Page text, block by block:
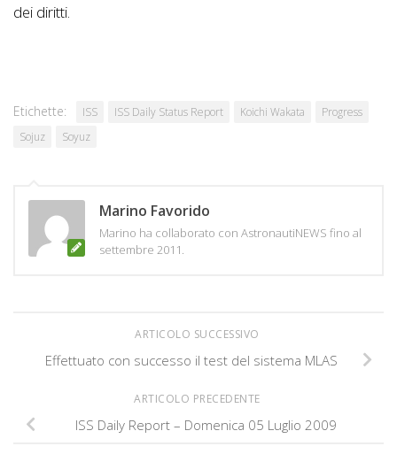
dei diritti.
Etichette: ISS ISS Daily Status Report Koichi Wakata
Progress
Sojuz
Soyuz
Marino Favorido
Marino ha collaborato con AstronautiNEWS fino al
settembre 2011.
ARTICOLO SUCCESSIVO
Effettuato con successo il test del sistema MLAS
ARTICOLO PRECEDENTE
ISS Daily Report – Domenica 05 Luglio 2009